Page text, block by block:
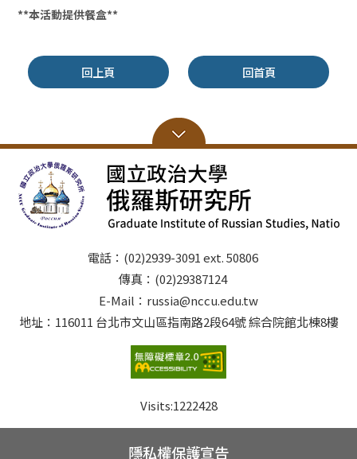
**本活動提供餐盒**
回上頁 回首頁
電話：(02)2939-3091 ext. 50806
傳真：(02)29387124
E-Mail：russia@nccu.edu.tw
地址：116011 台北市文山區指南路2段64號 綜合院館北棟8樓
Visits:1222428
隱私權保護宣告